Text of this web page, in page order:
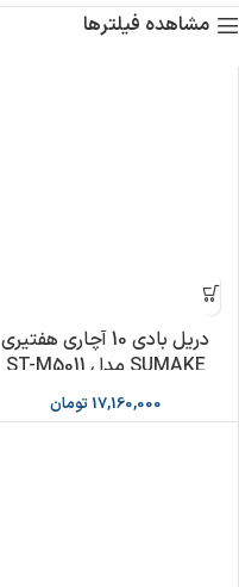
مشاهده فیلترها
دریل بادی 10 آچاری هفتیری
SUMAKE مدل ST-M5011
17,160,000 تومان